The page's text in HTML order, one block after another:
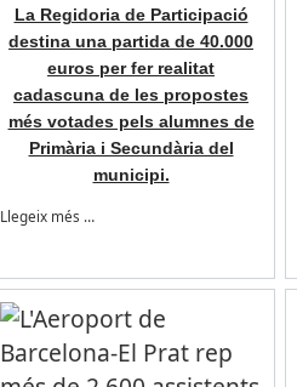
La Regidoria de Participació
destina una partida de 40.000
euros per fer realitat
cadascuna de les propostes
més votades pels alumnes de
Primària i Secundària del
municipi.
Llegeix més …